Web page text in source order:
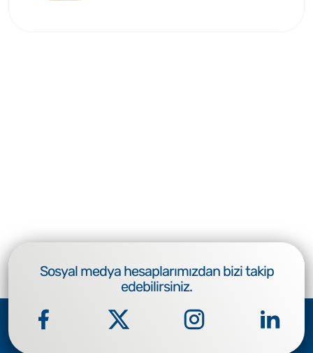
Sosyal medya hesaplarımızdan bizi takip
edebilirsiniz.